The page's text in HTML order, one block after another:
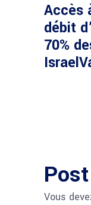
Accès
débit
70%
Vous